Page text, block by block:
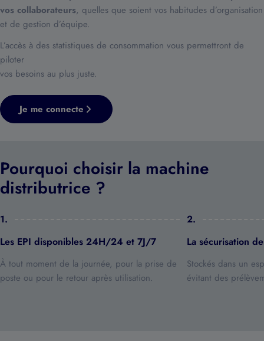
vos collaborateurs, quelles que soient vos habitudes d’organisation
et de gestion d’équipe.
L’accès à des statistiques de consommation vous permettront de
piloter
vos besoins au plus juste.
Je me connecte
Pourquoi choisir la machine
distributrice ?
1.
Les EPI disponibles 24H/24 et 7J/7
À tout moment de la journée, pour la prise de
poste ou pour le retour après utilisation.
2.
La sécurisation
Stockés dans un
évitant des